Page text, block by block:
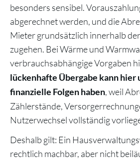
besonders sensibel.
abgerechnet werden, und die
Mieter grundsätzlich innerhalb
zugehen. Bei Wärme und
verbrauchsabhängige Vorgaben
lückenhafte Übergabe kann
finanzielle Folgen haben, weil
Zählerstände,
Nutzerwechsel vollständig
Deshalb gilt: Ein
rechtlich machbar, aber nicht